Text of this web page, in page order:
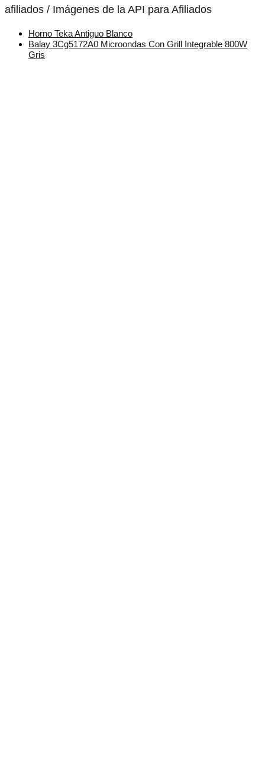
afiliados / Imágenes de la API para Afiliados
Horno Teka Antiguo Blanco
Balay 3Cg5172A0 Microondas Con Grill Integrable 800W
Gris